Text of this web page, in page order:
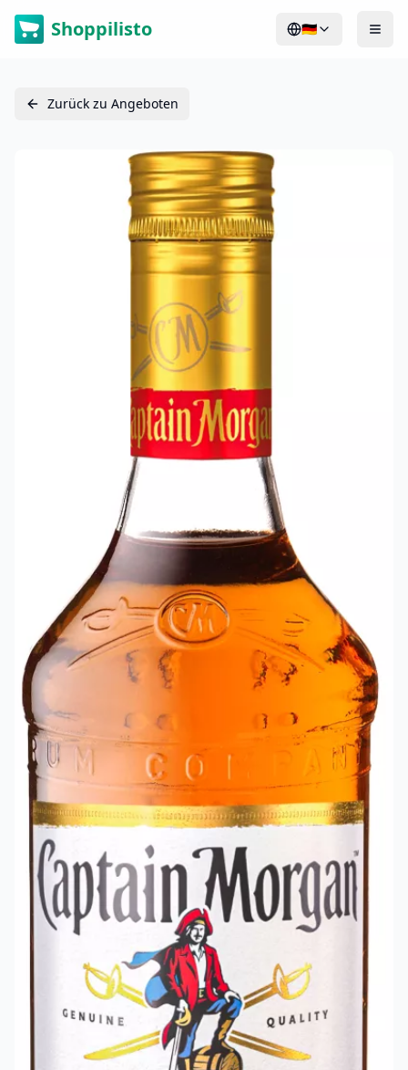
Shoppilisto 🇩🇪
Zurück zu Angeboten